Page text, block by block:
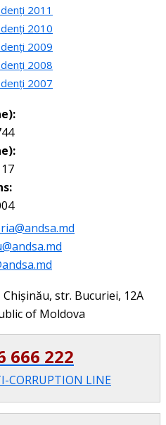
2011
2010
2009
2008
2007
Chișinău, str. Bucuriei, 12A
of Moldova
666 222
CORRUPTION LINE